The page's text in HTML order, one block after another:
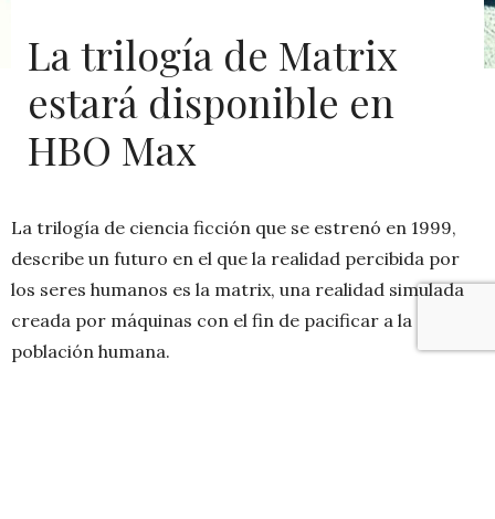
La trilogía de Matrix
estará disponible en
HBO Max
La trilogía de ciencia ficción que se estrenó en 1999,
describe un futuro en el que la realidad percibida por
los seres humanos es la matrix, una realidad simulada
creada por máquinas con el fin de pacificar a la
población humana.